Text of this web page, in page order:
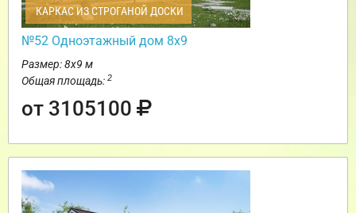
КАРКАС ИЗ СТРОГАНОЙ ДОСКИ
№52 Одноэтажный дом 8х9
Размер: 8х9 м
Общая площадь: 2
от 3105100